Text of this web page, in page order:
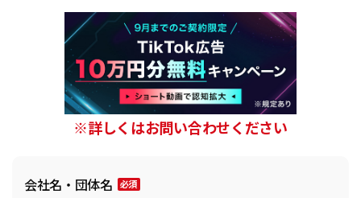
※詳しくはお問い合わせください
会社名・団体名